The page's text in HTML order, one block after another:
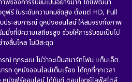
พของการรับชมเป็นอย่างมาก โดยพัฒนา
ฟรี ในระดับความคมชัดสูง ตั้งแต่ HD, Full
ประสบการณ์ ดูหนังออนไลน์ ให้สมจริงทั้งภาพ
มิ่งที่มีความเสถียรสูง ช่วยให้การรับชมเป็นไป
งลื่นไหล ไม่มีสะดุด
ทุกระบบ ไม่ว่าจะเป็นสมาร์ทโฟน แท็บเล็ต
รถ ดูหนังออนไลน์เต็มเรื่อง ได้ทุกที่ทุกเวลา